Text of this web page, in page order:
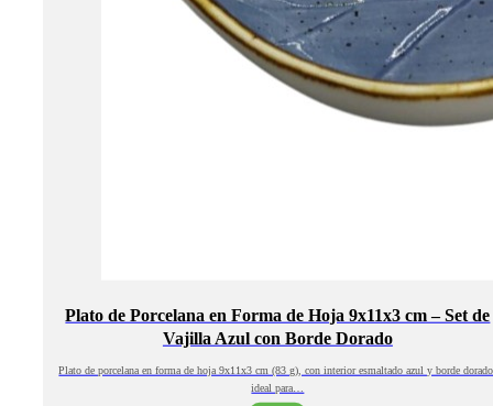
Plato de Porcelana en Forma de Hoja 9x11x3 cm – Set de
Vajilla Azul con Borde Dorado
Plato de porcelana en forma de hoja 9x11x3 cm (83 g), con interior esmaltado azul y borde
ideal para…